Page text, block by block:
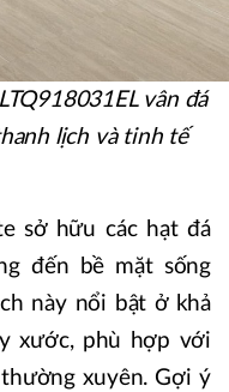
vân đá
lịch và tinh tế
sở hữu các hạt đá
đến bề mặt sống
này nổi bật ở khả
xước, phù hợp với
xuyên. Gợi ý